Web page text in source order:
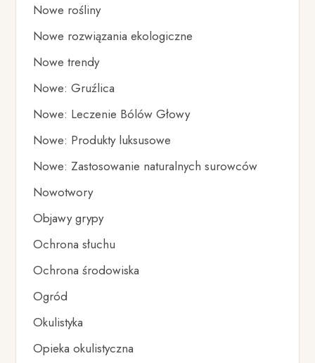
Nowe rośliny
Nowe rozwiązania ekologiczne
Nowe trendy
Nowe: Gruźlica
Nowe: Leczenie Bólów Głowy
Nowe: Produkty luksusowe
Nowe: Zastosowanie naturalnych surowców
Nowotwory
Objawy grypy
Ochrona słuchu
Ochrona środowiska
Ogród
Okulistyka
Opieka okulistyczna